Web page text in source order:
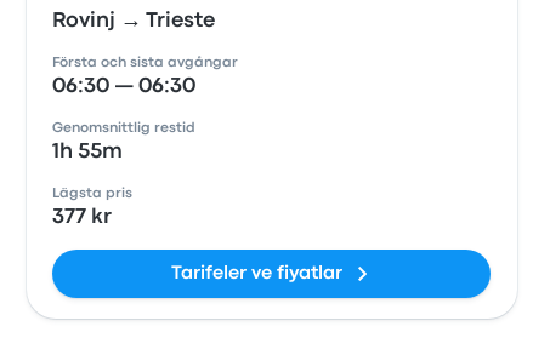
Rovinj → Trieste
Första och sista avgångar
06:30 — 06:30
Genomsnittlig restid
1h 55m
Lägsta pris
377 kr
Tarifeler ve fiyatlar